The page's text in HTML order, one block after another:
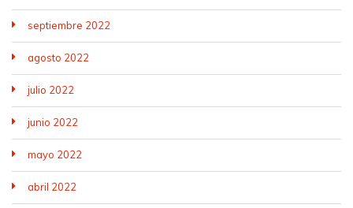
septiembre 2022
agosto 2022
julio 2022
junio 2022
mayo 2022
abril 2022